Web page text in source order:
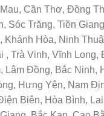
Cần Thơ, Đồng
Sóc Trăng, Tiền
Khánh Hòa, Ninh
, Trà Vinh, Vĩnh
Lâm Đồng, Bắc Ninh,
Hưng Yên, Nam
Biên, Hòa Bình,